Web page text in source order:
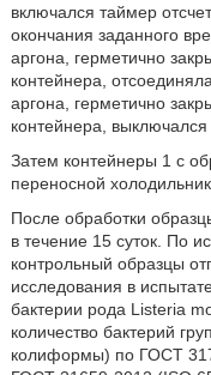
включался таймер
окончания заданного
аргона, герметично
контейнера,
аргона, герметично
контейнера,
Затем контейнеры 1 с
переносной
После обработки
в течение 15 суток. По
контрольный образцы
исследования в
бактерии рода Listeria
количество бактерий
колиформы) по ГОСТ